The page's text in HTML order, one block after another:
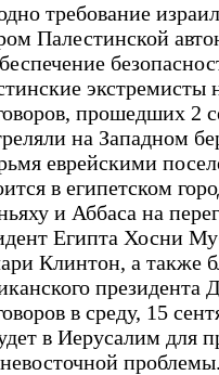
требование
Палестинской
экстремисты
прошедших 2
на Западном
еврейскими
в египетском
и Аббаса на
Египта Хосни
Клинтон, а также
в среду, 15
в Иерусалим для